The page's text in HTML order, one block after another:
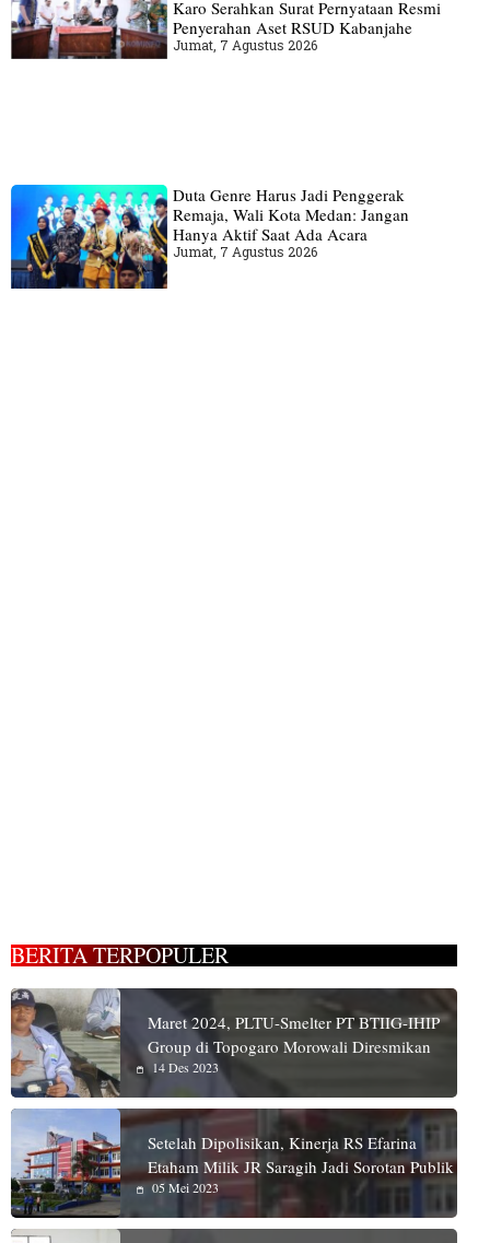
Karo Serahkan Surat Pernyataan Resmi
Penyerahan Aset RSUD Kabanjahe
Jumat, 7 Agustus 2026
Duta Genre Harus Jadi Penggerak
Remaja, Wali Kota Medan: Jangan
Hanya Aktif Saat Ada Acara
Jumat, 7 Agustus 2026
BERITA TERPOPULER
Maret 2024, PLTU-Smelter PT BTIIG-IHIP
Group di Topogaro Morowali Diresmikan
14 Des 2023
Setelah Dipolisikan, Kinerja RS Efarina
Etaham Milik JR Saragih Jadi Sorotan Publik
05 Mei 2023